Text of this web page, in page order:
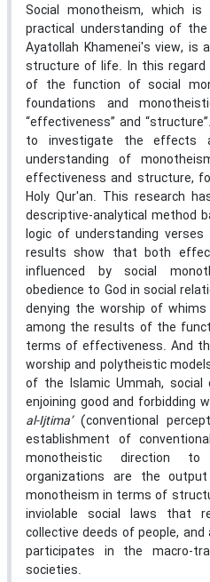
Social monotheism, which
practical understanding of
Ayatollah Khamenei's view, is
structure of life. In this
of the function of social
foundations and
“effectiveness” and
to investigate the effects
understanding of
effectiveness and structure,
Holy Qur'an. This research
descriptive-analytical method
logic of understanding
results show that both
influenced by social
obedience to God in social
denying the worship of
among the results of the
terms of effectiveness. And
worship and polytheistic
of the Islamic Ummah,
enjoining good and forbidding
al-Ijtima’(conventional
establishment of
monotheistic direction
organizations are the
monotheism in terms of
inviolable social laws that
collective deeds of people,
participates in the macro-
societies.